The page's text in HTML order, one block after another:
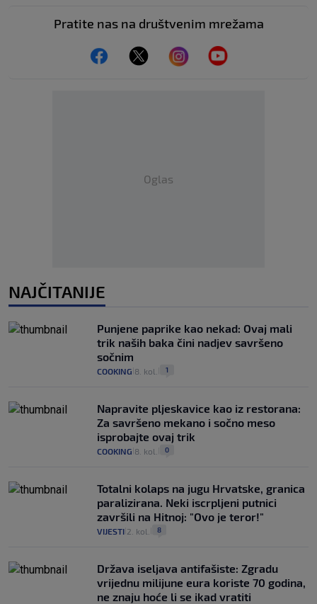
Pratite nas na društvenim mrežama
Oglas
NAJČITANIJE
Punjene paprike kao nekad: Ovaj mali
trik naših baka čini nadjev savršeno
sočnim
COOKING 8. kol. 1
Napravite pljeskavice kao iz restorana:
Za savršeno mekano i sočno meso
isprobajte ovaj trik
COOKING 8. kol. 0
Totalni kolaps na jugu Hrvatske, granica
paralizirana. Neki iscrpljeni putnici
završili na Hitnoj: "Ovo je teror!"
VIJESTI 2. kol. 8
Država iseljava antifašiste: Zgradu
vrijednu milijune eura koriste 70 godina,
ne znaju hoće li se ikad vratiti